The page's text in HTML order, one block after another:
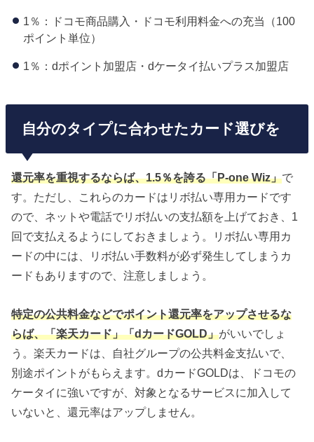
1％：ドコモ商品購入・ドコモ利用料金への充当（100
ポイント単位）
1％：dポイント加盟店・dケータイ払いプラス加盟店
自分のタイプに合わせたカード選びを
還元率を重視するならば、1.5％を誇る「P-one Wiz」で
す。ただし、これらのカードはリボ払い専用カードです
ので、ネットや電話でリボ払いの支払額を上げておき、1
回で支払えるようにしておきましょう。リボ払い専用カ
ードの中には、リボ払い手数料が必ず発生してしまうカ
ードもありますので、注意しましょう。
特定の公共料金などでポイント還元率をアップさせるな
らば、「楽天カード」「dカードGOLD」がいいでしょ
う。楽天カードは、自社グループの公共料金支払いで、
別途ポイントがもらえます。dカードGOLDは、ドコモの
ケータイに強いですが、対象となるサービスに加入して
いないと、還元率はアップしません。